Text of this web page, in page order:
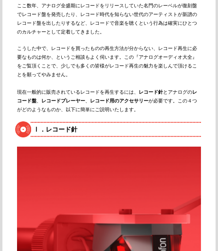
ここ数年、アナログ全盛期にレコードをリリースしていた名門のレーベルが復刻盤
でレコード盤を発売したり、レコード時代を知らない世代のアーティストが新譜の
レコード盤を出したりするなど、レコードで音楽を聴くという行為は確実にひとつ
のカルチャーとして定着してきました。
こうした中で、レコードを買ったものの再生方法が分からない、レコード再生に必
要なものは何か、というご相談もよく伺います。この『アナログオーディオ大全』
をご覧頂くことで、少しでも多くの皆様がレコード再生の魅力を楽しんで頂けるこ
とを願ってやみません。
現在一般的に販売されているレコードを再生するには、 レコード針とアナログのレ
コード盤、 レコードプレーヤー、 レコード用のアクセサリーが必要です。この４つ
がどのようなものか、以下に簡単にご説明いたします。
Ⅰ．レコード針